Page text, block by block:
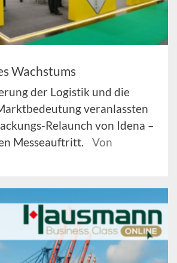
Wachstums
der Logistik und die
veranlassten
Relaunch von Idena –
Messeauftritt.
Von